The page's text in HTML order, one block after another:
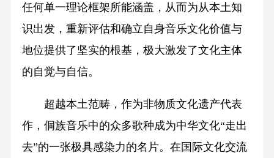
任何单一理论框架所能涵盖，从而为从本土知
识出发，重新评估和确立自身音乐文化价值与
地位提供了坚实的根基，极大激发了文化主体
的自觉与自信。
超越本土范畴，作为非物质文化遗产代表
作，侗族音乐中的众多歌种成为中华文化“走出
去”的一张极具感染力的名片。在国际文化交流